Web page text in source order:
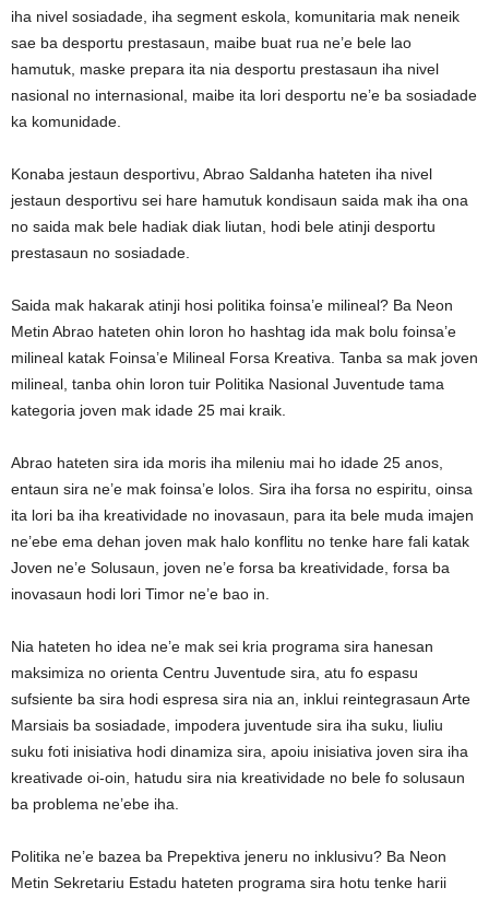
iha nivel sosiadade, iha segment eskola, komunitaria mak neneik
sae ba desportu prestasaun, maibe buat rua ne’e bele lao
hamutuk, maske prepara ita nia desportu prestasaun iha nivel
nasional no internasional, maibe ita lori desportu ne’e ba sosiadade
ka komunidade.
Konaba jestaun desportivu, Abrao Saldanha hateten iha nivel
jestaun desportivu sei hare hamutuk kondisaun saida mak iha ona
no saida mak bele hadiak diak liutan, hodi bele atinji desportu
prestasaun no sosiadade.
Saida mak hakarak atinji hosi politika foinsa’e milineal? Ba Neon
Metin Abrao hateten ohin loron ho hashtag ida mak bolu foinsa’e
milineal katak Foinsa’e Milineal Forsa Kreativa. Tanba sa mak joven
milineal, tanba ohin loron tuir Politika Nasional Juventude tama
kategoria joven mak idade 25 mai kraik.
Abrao hateten sira ida moris iha mileniu mai ho idade 25 anos,
entaun sira ne’e mak foinsa’e lolos. Sira iha forsa no espiritu, oinsa
ita lori ba iha kreatividade no inovasaun, para ita bele muda imajen
ne’ebe ema dehan joven mak halo konflitu no tenke hare fali katak
Joven ne’e Solusaun, joven ne’e forsa ba kreatividade, forsa ba
inovasaun hodi lori Timor ne’e bao in.
Nia hateten ho idea ne’e mak sei kria programa sira hanesan
maksimiza no orienta Centru Juventude sira, atu fo espasu
sufsiente ba sira hodi espresa sira nia an, inklui reintegrasaun Arte
Marsiais ba sosiadade, impodera juventude sira iha suku, liuliu
suku foti inisiativa hodi dinamiza sira, apoiu inisiativa joven sira iha
kreativade oi-oin, hatudu sira nia kreatividade no bele fo solusaun
ba problema ne’ebe iha.
Politika ne’e bazea ba Prepektiva jeneru no inklusivu? Ba Neon
Metin Sekretariu Estadu hateten programa sira hotu tenke harii